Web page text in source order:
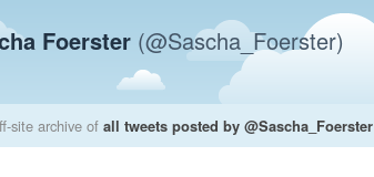
Foerster (@Sascha_Foerster)
site archive of all tweets posted by @Sascha_Foerster